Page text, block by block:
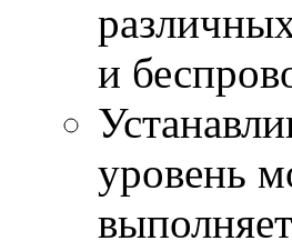
и
уровень